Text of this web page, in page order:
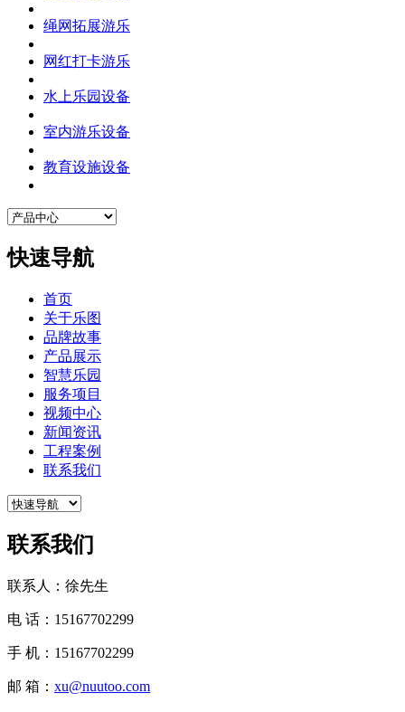
绳网拓展游乐
网红打卡游乐
水上乐园设备
室内游乐设备
教育设施设备
快速导航
首页
关于乐图
品牌故事
产品展示
智慧乐园
服务项目
视频中心
新闻资讯
工程案例
联系我们
联系我们
联系人：徐先生
电 话：15167702299
手 机：15167702299
邮 箱： xu@nuutoo.com